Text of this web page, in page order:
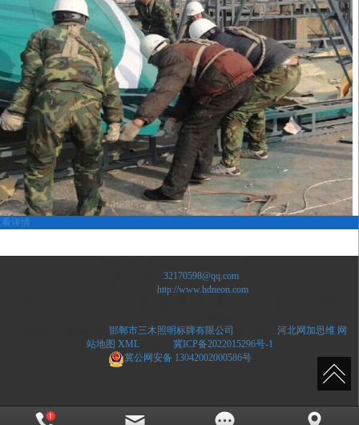
详情
32170598@qq.com
http://www.hdneon.com
邯郸市三木照明标牌有限公司 河北网加思维 网
站地图 XML备案号: 冀ICP备2022015296号-1
冀公网安备 13042002000586号